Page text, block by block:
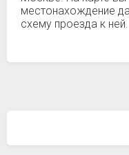
местонахождение
схему проезда к ней.